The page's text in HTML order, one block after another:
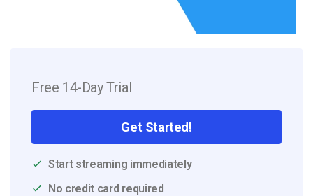
Free 14-Day Trial
Get Started!
Start streaming immediately
No credit card required